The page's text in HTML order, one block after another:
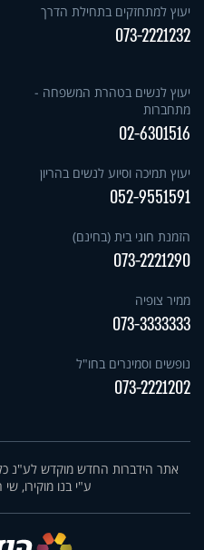
יעוץ למתחזקים בתחילת הדרך
073-2221232
יעוץ לנשים בטהרת המשפחה -
מתחברות
02-6301516
יעוץ תמיכה וסיוע לנשים בהריון
052-9551591
הזמנת חוגי בית (בחינם)
073-2221290
ממיר צופיה
073-3333333
נופשים וסמינרים בחו"ל
073-2221202
אתר הידברות החדש מוקדש לע"נ
ע"י בנו מוקירו, שי